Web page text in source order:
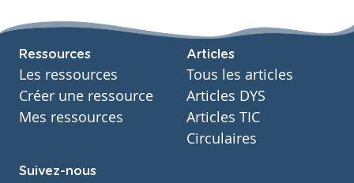
Ressources
Les ressources
Créer une ressource
Mes ressources
Articles
Tous les articles
Articles DYS
Articles TIC
Circulaires
Suivez-nous